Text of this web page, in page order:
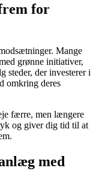
for
Mange
grønne initiativer,
steder, der investerer i
omkring deres
færre, men længere
og giver dig tid til at
med